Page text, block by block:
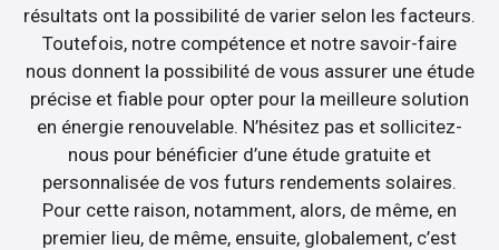
résultats ont la possibilité de varier selon les facteurs.
Toutefois, notre compétence et notre savoir-faire
nous donnent la possibilité de vous assurer une étude
précise et fiable pour opter pour la meilleure solution
en énergie renouvelable. N’hésitez pas et sollicitez-
nous pour bénéficier d’une étude gratuite et
personnalisée de vos futurs rendements solaires.
Pour cette raison, notamment, alors, de même, en
premier lieu, de même, ensuite, globalement, c’est